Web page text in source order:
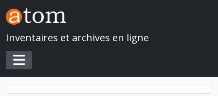
Skip to main content
Inventaires et archives en ligne
Toggle navigation